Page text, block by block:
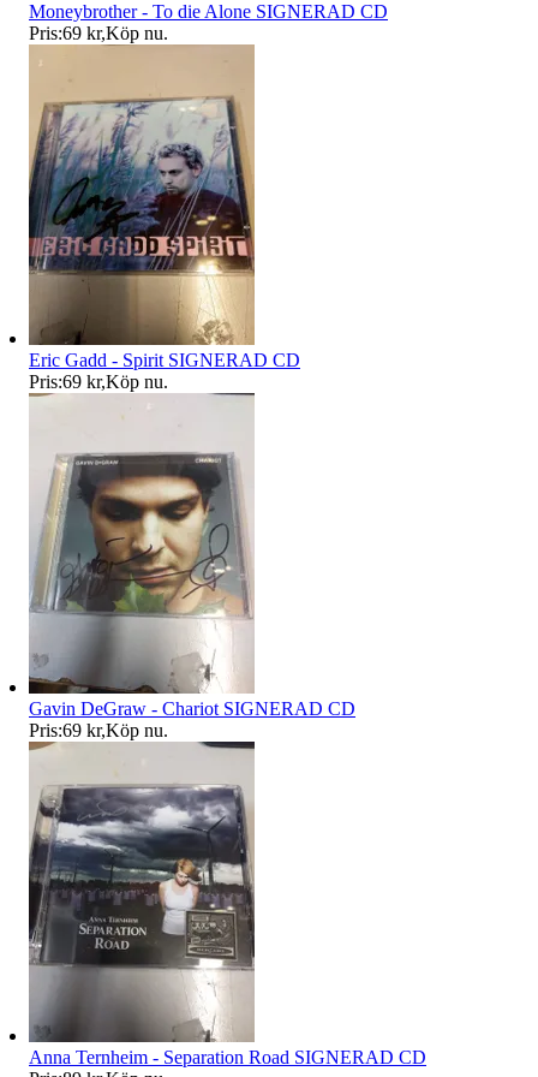
Moneybrother - To die Alone SIGNERAD CD
Pris:69 kr,Köp nu.
Eric Gadd - Spirit SIGNERAD CD
Pris:69 kr,Köp nu.
Gavin DeGraw - Chariot SIGNERAD CD
Pris:69 kr,Köp nu.
Anna Ternheim - Separation Road SIGNERAD CD